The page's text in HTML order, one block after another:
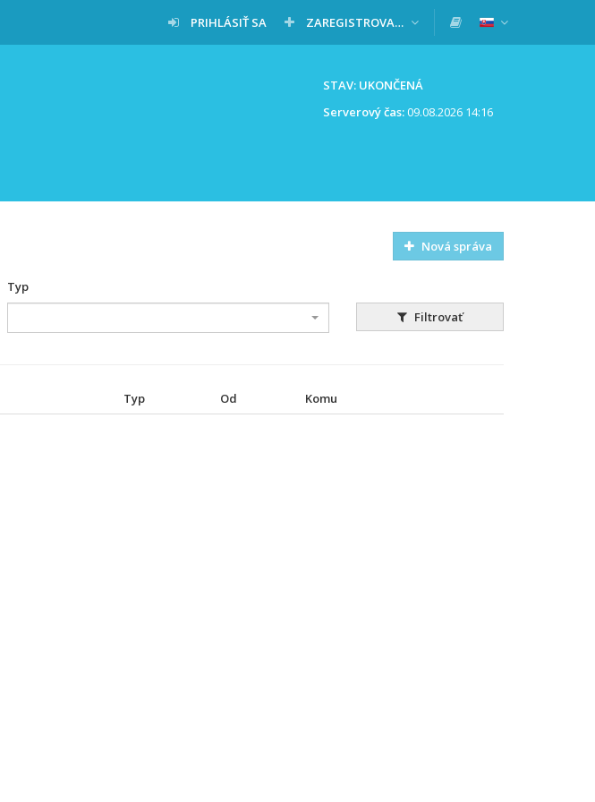
PRIHLÁSIŤ SA ZAREGISTROVAŤ SA
STAV: UKONČENÁ
Serverový čas:09.08.2026 14:16
Nová správa
Typ
Filtrovať
Typ Od Komu